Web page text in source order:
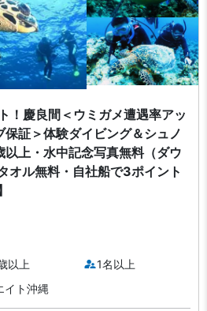
！慶良間＜ウミガメ遭遇率アッ
証＞体験ダイビング＆シュノ
上・水中記念写真無料（ダウ
オル無料・自社船で3ポイント
以上
1名以上
イト沖縄